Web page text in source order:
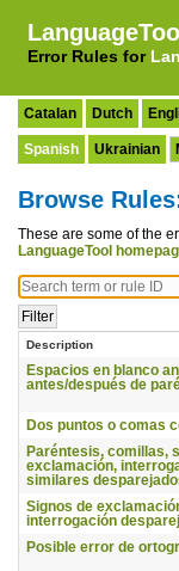
Error Rules for
Catalan Dutch
Spanish Ukrainian
Browse
These are some of the
LanguageTool
Description
Espacios en blanco
antes/después de
Dos puntos o comas
Paréntesis, comillas,
exclamación,
similares
Signos de
interrogación
Posible error de